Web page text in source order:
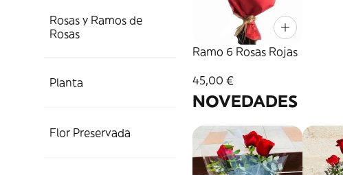
Rosas y Ramos de
Rosas
Planta
Flor Preservada
Ramo 6 Rosas Rojas
45,00 €
NOVEDADES